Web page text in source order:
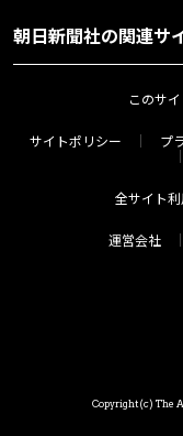
朝日新聞社の関連サ
このサ
サイトポリシー プ
全サイト
運営会社
Copyright(c) The